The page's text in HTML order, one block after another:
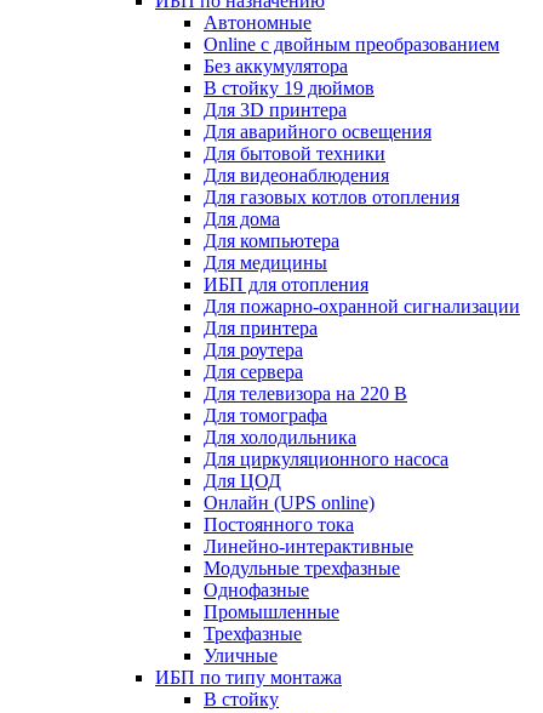
Автономные
Online с двойным преобразованием
Без аккумулятора
В стойку 19 дюймов
Для 3D принтера
Для аварийного освещения
Для бытовой техники
Для видеонаблюдения
Для газовых котлов отопления
Для дома
Для компьютера
Для медицины
ИБП для отопления
Для пожарно-охранной сигнализации
Для принтера
Для роутера
Для сервера
Для телевизора на 220 В
Для томографа
Для холодильника
Для циркуляционного насоса
Для ЦОД
Онлайн (UPS online)
Постоянного тока
Линейно-интерактивные
Модульные трехфазные
Однофазные
Промышленные
Трехфазные
Уличные
ИБП по типу монтажа
В стойку